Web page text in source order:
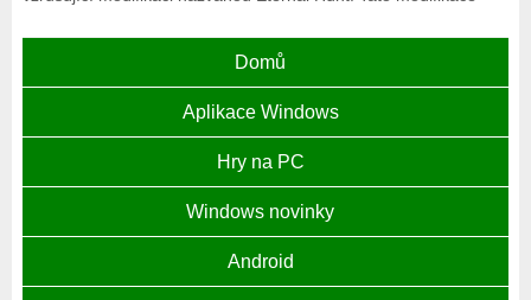
Domů
Aplikace Windows
Hry na PC
Windows novinky
Android